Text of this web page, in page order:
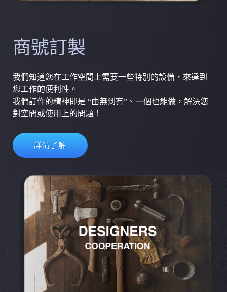
商號訂製
我們知道您在工作空間上需要一些特別的設備，來達到
您工作的便利性。
我們訂作的精神即是 “由無到有”、一個也能做，解決您
對空間或使用上的問題！
詳情了解